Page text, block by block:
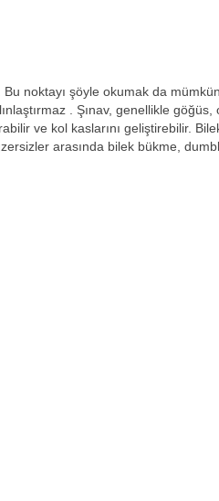
noktayı şöyle okumak da
. Şınav, genellikle göğüs,
ve kol kaslarını geliştirebilir.
arasında bilek bükme,